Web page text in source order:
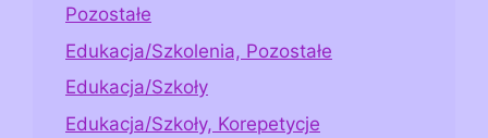
Pozostałe
Edukacja/Szkolenia, Pozostałe
Edukacja/Szkoły
Edukacja/Szkoły, Korepetycje